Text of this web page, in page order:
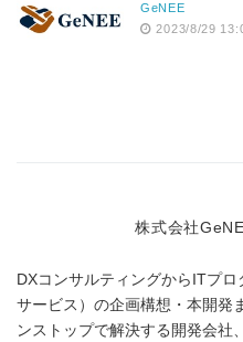
GeNEE
2023/8/29
株式会社
DXコンサルティングからITプ
サービス）の企画構想・本開発
ンストップで解決する開発会社